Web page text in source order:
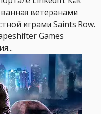
ветеранами
играми Saints Row.
Games